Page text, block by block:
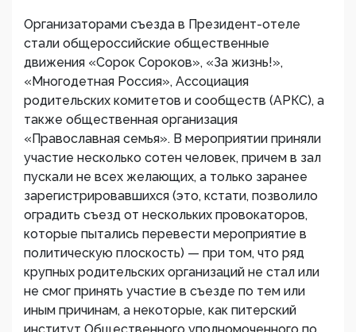
Организаторами съезда в Президент-отеле
стали общероссийские общественные
движения «Сорок Сороков», «За жизнь!»,
«Многодетная Россия», Ассоциация
родительских комитетов и сообществ (АРКС), а
также общественная организация
«Православная семья». В мероприятии приняли
участие несколько сотен человек, причем в зал
пускали не всех желающих, а только заранее
зарегистрировавшихся (это, кстати, позволило
оградить съезд от нескольких провокаторов,
которые пытались перевести мероприятие в
политическую плоскость) — при том, что ряд
крупных родительских организаций не стал или
не смог принять участие в съезде по тем или
иным причинам, а некоторые, как питерский